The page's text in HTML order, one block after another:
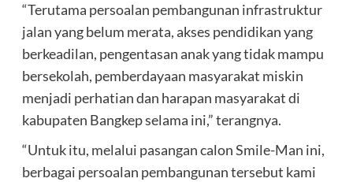
“Terutama persoalan pembangunan infrastruktur
jalan yang belum merata, akses pendidikan yang
berkeadilan, pengentasan anak yang tidak mampu
bersekolah, pemberdayaan masyarakat miskin
menjadi perhatian dan harapan masyarakat di
kabupaten Bangkep selama ini,” terangnya.
“Untuk itu, melalui pasangan calon Smile-Man ini,
berbagai persoalan pembangunan tersebut kami